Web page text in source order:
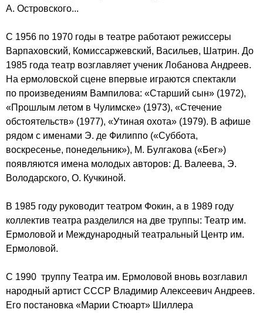
А. Островского...
С 1956 по 1970 годы в театре работают режиссеры
Варпаховский, Комиссаржевский, Васильев, Шатрин. До
1985 года театр возглавляет ученик Лобанова Андреев.
На ермоловской сцене впервые играются спектакли
по произведениям Вампилова: «Старший сын» (1972),
«Прошлым летом в Чулимске» (1973), «Стечение
обстоятельств» (1977), «Утиная охота» (1979). В афише
рядом с именами Э. де Филиппо («Суббота,
воскресенье, понедельник»), М. Булгакова («Бег»)
появляются имена молодых авторов: Д. Валеева, Э.
Володарского, О. Кучкиной.
В 1985 году руководит театром Фокин, а в 1989 году
коллектив театра разделился на две труппы: Театр им.
Ермоловой и Международный театральный Центр им.
Ермоловой.
С 1990 труппу Театра им. Ермоловой вновь возглавил
народный артист СССР Владимир Алексеевич Андреев.
Его постановка «Марии Стюарт» Шиллера